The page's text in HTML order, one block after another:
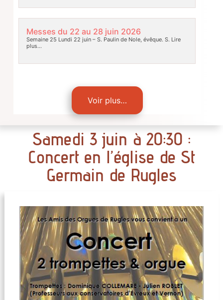
Messes du 22 au 28 juin 2026
Semaine 25 Lundi 22 juin – S. Paulin de Nole, évêque. S. Lire
plus…
Voir plus…
Samedi 3 juin à 20:30 :
Concert en l’église de St
Germain de Rugles